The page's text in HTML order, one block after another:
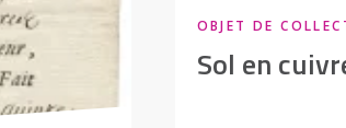
OBJET DE
Sol en